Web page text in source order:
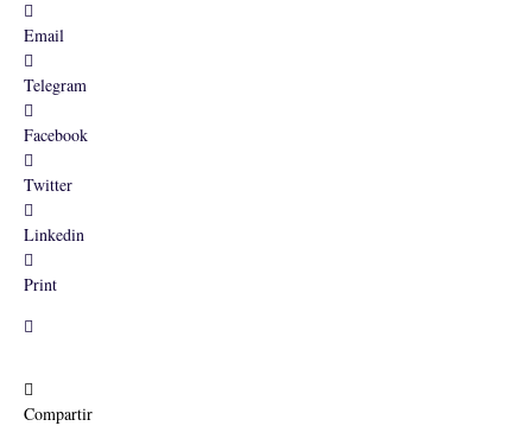
Email
Telegram
Facebook
Twitter
Linkedin
Print
Compartir